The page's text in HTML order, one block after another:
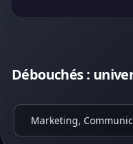
Débouchés :
Marketing,